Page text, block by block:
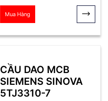
Mua Hàng
CẦU DAO MCB
SIEMENS SINOVA
5TJ3310-7